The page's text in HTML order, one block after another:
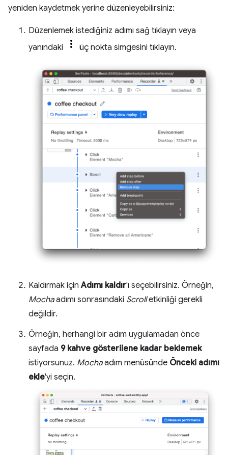
yeniden kaydetmek yerine düzenleyebilirsiniz:
Düzenlemek istediğiniz adımı sağ tıklayın veya
yanındaki
üç nokta simgesini tıklayın.
Kaldırmak içinAdımı kaldır'ı seçebilirsiniz. Örneğin,
Mochaadımı sonrasındaki Scrolletkinliği gerekli
değildir.
Örneğin, herhangi bir adım uygulamadan önce
sayfada 9 kahve gösterilene kadar beklemek
istiyorsunuz. Mochaadım menüsünde Önceki adımı
ekle'yi seçin.